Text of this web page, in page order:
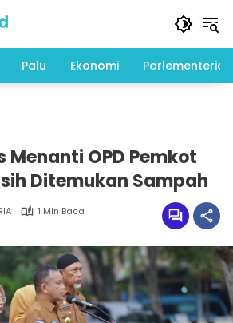
Palu Ekonomi Parlementeria
Menanti OPD Pemkot
Ditemukan Sampah
1 Min Baca